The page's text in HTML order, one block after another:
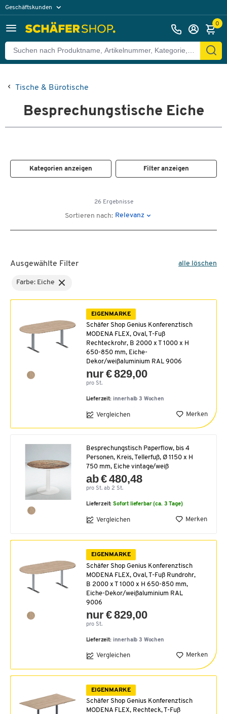
Geschäftskunden
0
Tische & Bürotische
Besprechungstische Eiche
Kategorien anzeigen Filter anzeigen
26 Ergebnisse
Sortieren nach: Relevanz
Ausgewählte Filter alle löschen
Farbe: Eiche
EIGENMARKE
Schäfer Shop Genius Konferenztisch
MODENA FLEX, Oval, T-Fuß
Rechteckrohr, B 2000 x T 1000 x H
650-850 mm, Eiche-
Dekor/weißaluminium RAL 9006
nur € 829,00
pro St.
Lieferzeit: innerhalb 3 Wochen
Vergleichen Merken
Besprechungstisch Paperflow, bis 4
Personen, Kreis, Tellerfuß, Ø 1150 x H
750 mm, Eiche vintage/weiß
ab € 480,48
pro St. ab 2 St.
Lieferzeit:Sofort lieferbar (ca. 3 Tage)
Vergleichen Merken
EIGENMARKE
Schäfer Shop Genius Konferenztisch
MODENA FLEX, Oval, T-Fuß Rundrohr,
B 2000 x T 1000 x H 650-850 mm,
Eiche-Dekor/weißaluminium RAL
9006
nur € 829,00
pro St.
Lieferzeit: innerhalb 3 Wochen
Vergleichen Merken
EIGENMARKE
Schäfer Shop Genius Konferenztisch
MODENA FLEX, Rechteck, T-Fuß